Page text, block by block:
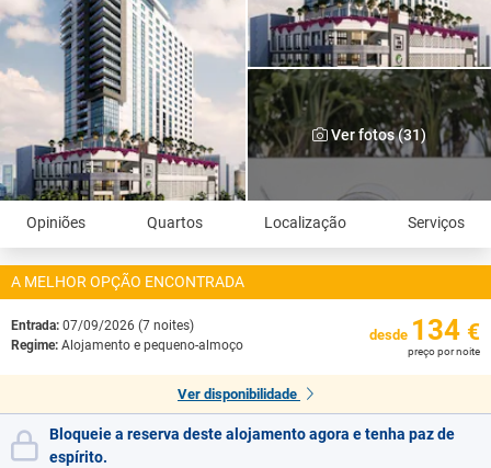
Ver fotos (31)
Opiniões Quartos Localização Serviços
A MELHOR OPÇÃO ENCONTRADA
Entrada: 07/09/2026 (7 noites)
Regime: Alojamento e pequeno-almoço
desde 134 €
preço por noite
Ver disponibilidade
Bloqueie a reserva deste alojamento agora e tenha paz de
espírito.